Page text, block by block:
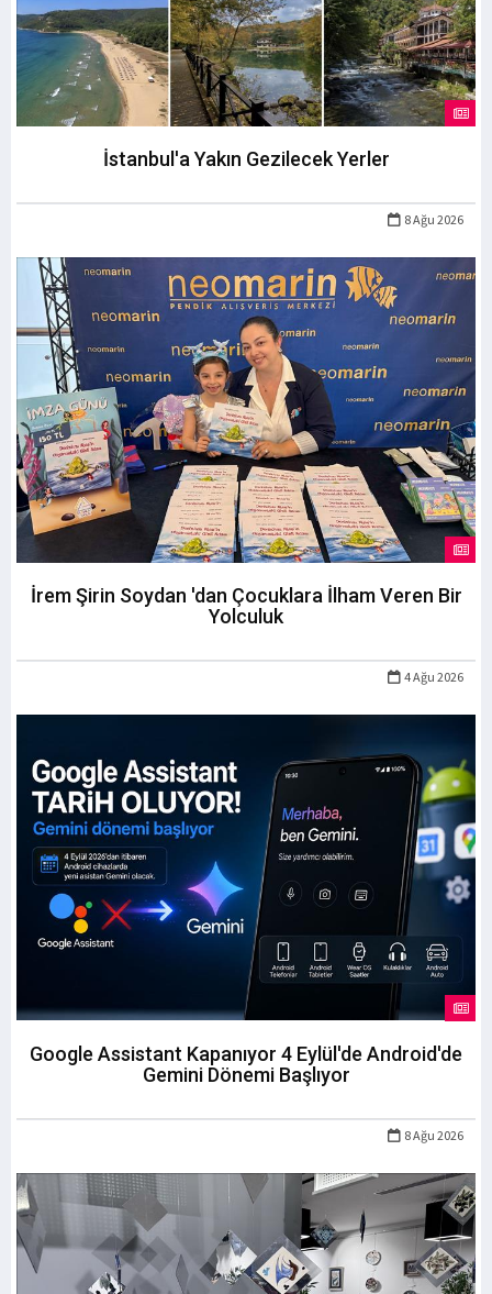
İstanbul'a Yakın Gezilecek Yerler
8 Ağu 2026
İrem Şirin Soydan 'dan Çocuklara İlham Veren Bir
Yolculuk
4 Ağu 2026
Google Assistant Kapanıyor 4 Eylül'de Android'de
Gemini Dönemi Başlıyor
8 Ağu 2026